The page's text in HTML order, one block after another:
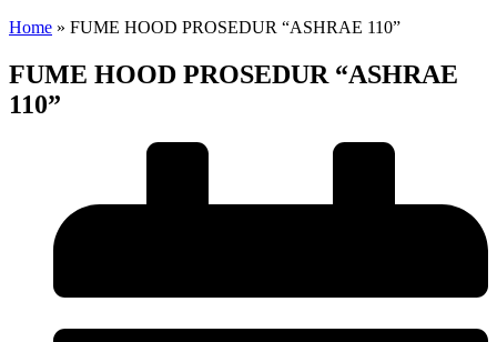
Home » FUME HOOD PROSEDUR “ASHRAE 110”
FUME HOOD PROSEDUR “ASHRAE
110”